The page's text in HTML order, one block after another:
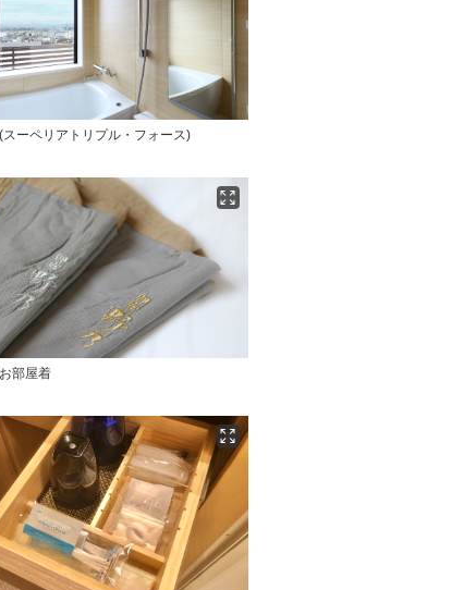
ーペリアトリプル・フォース)
部屋着